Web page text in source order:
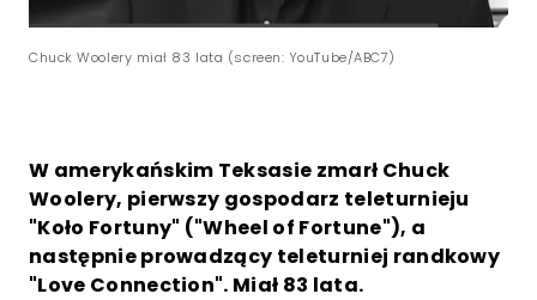
Chuck Woolery miał 83 lata (screen: YouTube/ABC7)
W amerykańskim Teksasie zmarł Chuck
Woolery, pierwszy gospodarz teleturnieju
"Koło Fortuny" ("Wheel of Fortune"), a
następnie prowadzący teleturniej randkowy
"Love Connection". Miał 83 lata.